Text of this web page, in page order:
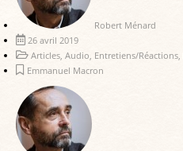
Robert Ménard
26 avril 2019
Articles Audio Entretiens/Réactions
Emmanuel Macron